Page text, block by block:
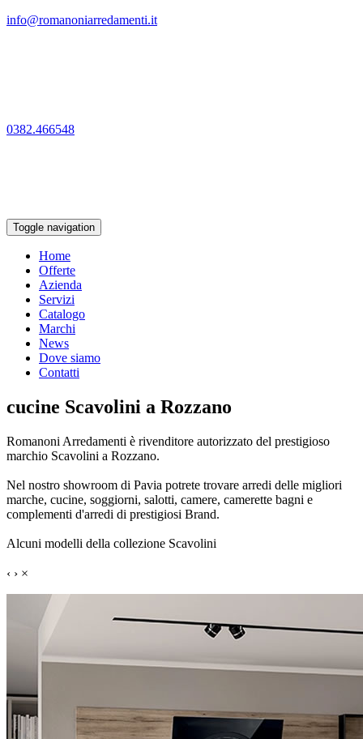
info@romanoniarredamenti.it
0382.466548
Toggle navigation
Home
Offerte
Azienda
Servizi
Catalogo
Marchi
News
Dove siamo
Contatti
cucine Scavolini a Rozzano
Romanoni Arredamenti è rivenditore autorizzato del prestigioso
marchio Scavolini a Rozzano.
Nel nostro showroom di Pavia potrete trovare arredi delle migliori
marche, cucine, soggiorni, salotti, camere, camerette bagni e
complementi d'arredi di prestigiosi Brand.
Alcuni modelli della collezione Scavolini
‹ › ×